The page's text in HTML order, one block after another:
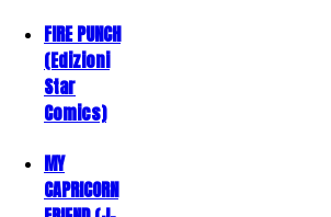
FIRE PUNCH
(Edizioni
Star
Comics)
MY
CAPRICORN